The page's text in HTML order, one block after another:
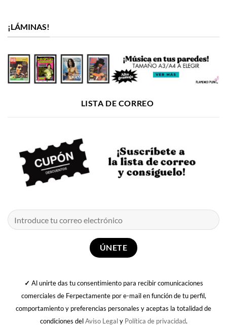
¡LÁMINAS!
LISTA DE CORREO
✓ Al unirte das tu consentimiento para recibir comunicaciones
comerciales de Ferpectamente por e-mail en función de tu perfil,
comportamiento y preferencias personales y aceptas la totalidad de
condiciones delAviso Legaly Política de privacidad.